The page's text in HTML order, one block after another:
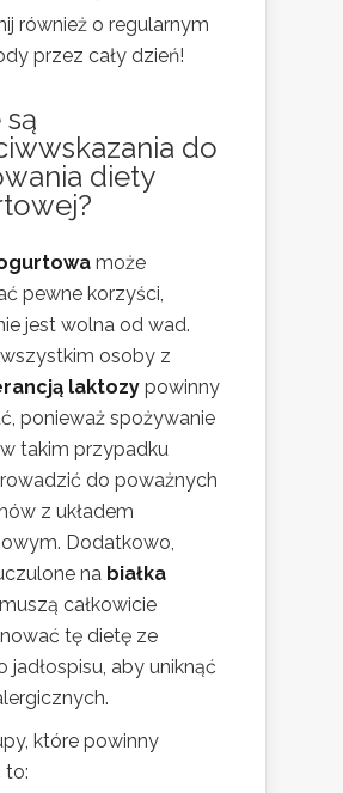
również o regularnym
przez cały dzień!
do
diety
może
pewne korzyści,
jest wolna od wad.
wszystkim osoby z
laktozy powinny
ponieważ spożywanie
takim przypadku
do poważnych
z układem
Dodatkowo,
na białka
muszą całkowicie
tę dietę ze
jadłospisu, aby uniknąć
które powinny
to: